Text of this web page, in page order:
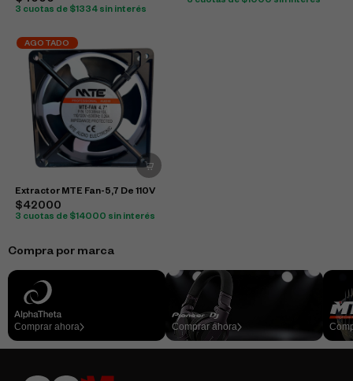
3 cuotas de $1334 sin interés
AGOTADO
Extractor MTE Fan-5,7 De 110V
$42000
3 cuotas de $14000 sin interés
Compra por marca
Comprar ahora Comprar ahora